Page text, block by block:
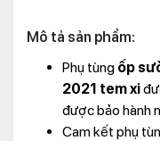
Mô tả sản phẩm:
Phụ tùng ốp
2021 tem xi
được bảo hành
Cam kết phụ